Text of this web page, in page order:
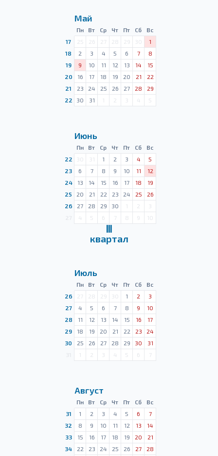
Май
Пн Вт Ср Чт Пт Сб
Вс
17
25 26 27 28 29 30
1
18
2 3 4 5 6 7
8
19
9 10 11 12 13 14
15
20
16 17 18 19 20 21
22
21
23 24 25 26 27 28
29
22
30 31 1 2 3 4 5
Июнь
Пн Вт Ср Чт Пт Сб
Вс
22
30 31 1 2 3 4
5
23
6 7 8 9 10 11
12
24
13 14 15 16 17 18
19
25
20 21 22 23 24 25
26
26
27 28 29 30 1 2
3
4 5 6 7 8 9 10
Ⅲ
квартал
Июль
Пн Вт Ср Чт Пт Сб
Вс
26
27 28 29 30 1 2
3
27
4 5 6 7 8 9
10
28
11 12 13 14 15 16
17
29
18 19 20 21 22 23
24
30
25 26 27 28 29 30
31
1 2 3 4 5 6 7
Август
Пн Вт Ср Чт Пт Сб
Вс
31
1 2 3 4 5 6
7
32
8 9 10 11 12 13
14
33
15 16 17 18 19 20
21
34
22 23 24 25 26 27
28